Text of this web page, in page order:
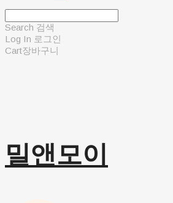
Search 검색
Log In 로그인
Cart장바구니
밀앤모이